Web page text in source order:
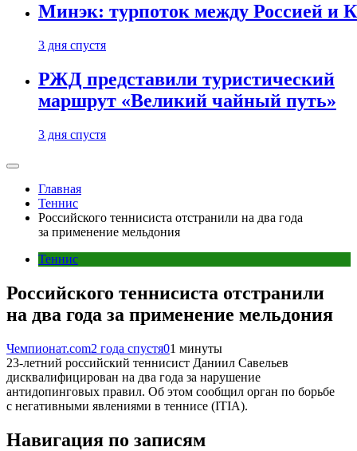
Минэк: турпоток между Россией и
3 дня спустя
РЖД представили туристический
маршрут «Великий чайный путь»
3 дня спустя
Главная
Теннис
Российского теннисиста отстранили на два года
за применение мельдония
Теннис
Российского теннисиста отстранили
на два года за применение мельдония
Чемпионат.com2 года спустя01 минуты
23-летний российский теннисист Даниил Савельев
дисквалифицирован на два года за нарушение
антидопинговых правил. Об этом сообщил орган по борьбе
с негативными явлениями в теннисе (ITIA).
Навигация по записям